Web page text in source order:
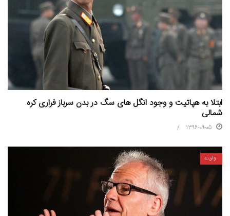
ابتلا به هپاتیت و وجود انگل های سگ در بدن سرباز فراری کره
شمالی
1396-09-05
واریته